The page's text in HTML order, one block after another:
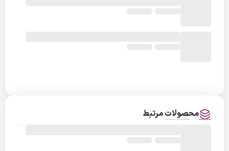
محصولات مرتبط